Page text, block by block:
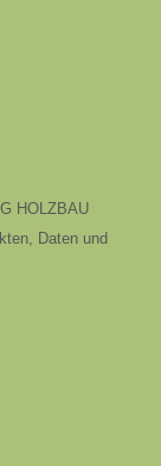
HOLZBAU
Daten und